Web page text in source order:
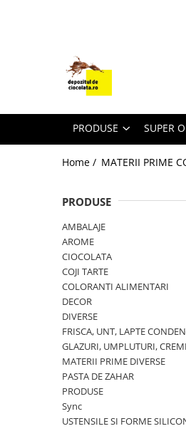
COLORANTI ALIMENTARI
GLAZURI, UMPLUTURI, CREME
USTENSILE SI FORME SILICON
FRISCA, UNT, LAPTE CONDENSAT
COJI TARTE
PRODUSE SUPER
Home / MATERII PRIME
PRODUSE
AMBALAJE
AROME
CIOCOLATA
COJI TARTE
COLORANTI ALIMENTARI
DECOR
DIVERSE
FRISCA, UNT, LAPTE
GLAZURI, UMPLUTURI,
MATERII PRIME DIVERSE
PASTA DE ZAHAR
PRODUSE
Sync
USTENSILE SI FORME